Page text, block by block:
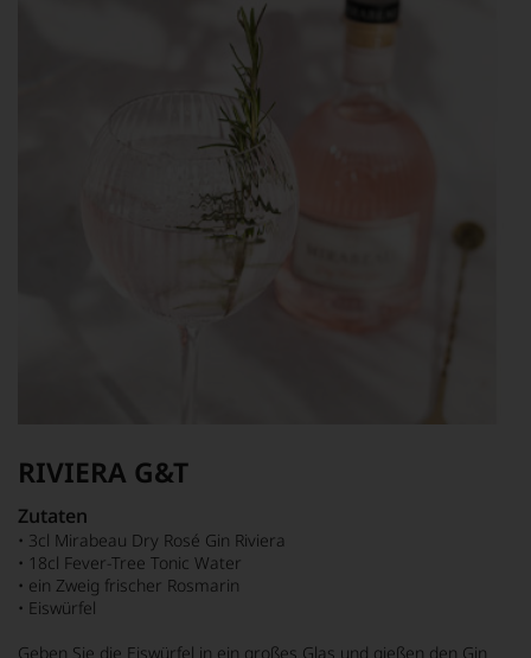
RIVIERA G&T
Zutaten
• 3cl Mirabeau Dry Rosé Gin Riviera
• 18cl Fever-Tree Tonic Water
• ein Zweig frischer Rosmarin
• Eiswürfel
Geben Sie die Eiswürfel in ein großes Glas und gießen den Gin